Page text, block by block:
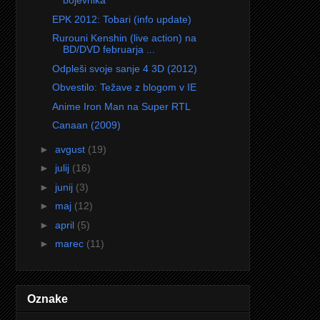
EPK 2012: Tobari (info update)
Rurouni Kenshin (live action) na
BD/DVD februarja ...
Odpleši svoje sanje 4 3D (2012)
Obvestilo: Težave z blogom v IE
Anime Iron Man na Super RTL
Canaan (2009)
► avgust (19)
► julij (16)
► junij (3)
► maj (12)
► april (5)
► marec (11)
Oznake